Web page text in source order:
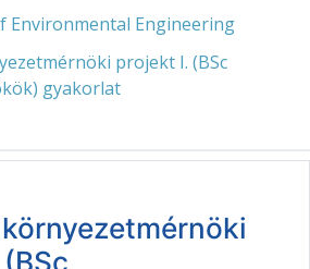
Environmental Engineering
projekt I. (BSc
gyakorlat